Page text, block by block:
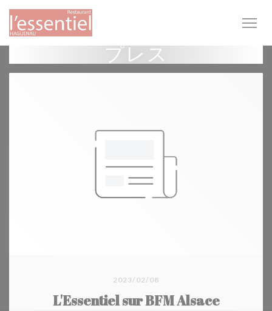
クッキー利用の管理について
プレス
2023/02/08
L'Essentiel sur BFM Alsace